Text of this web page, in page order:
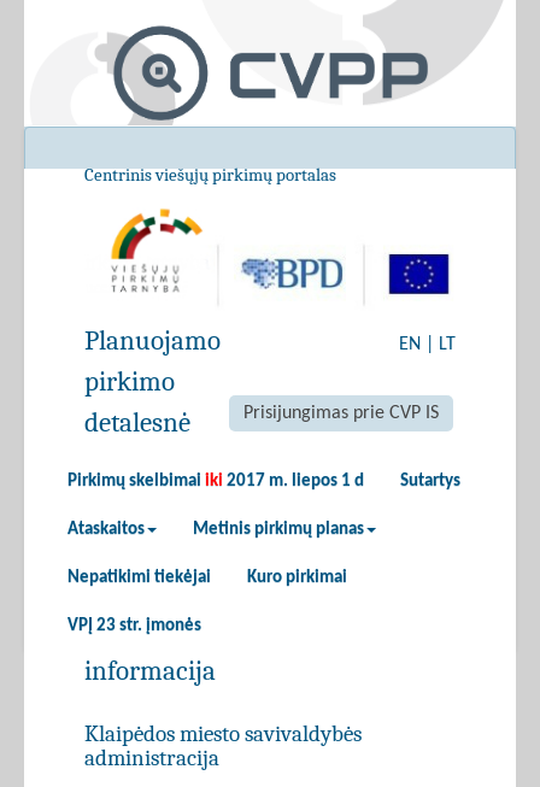
Centrinis viešųjų pirkimų portalas
EN LT
Prisijungimas prie CVP IS
Pirkimų skelbimai iki 2017 m. liepos 1 d Sutartys
Ataskaitos Metinis pirkimų planas
Nepatikimi tiekėjai Kuro pirkimai
VPĮ 23 str. įmonės
Planuojamo
pirkimo
detalesnė
informacija
Klaipėdos miesto savivaldybės
administracija